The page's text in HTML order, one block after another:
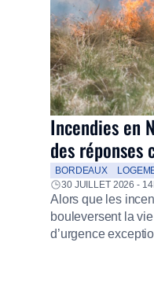
Incendies en
des réponses
BORDEAUX
30 JUILLET 2026 -
Alors que les
bouleversent la
d’urgence